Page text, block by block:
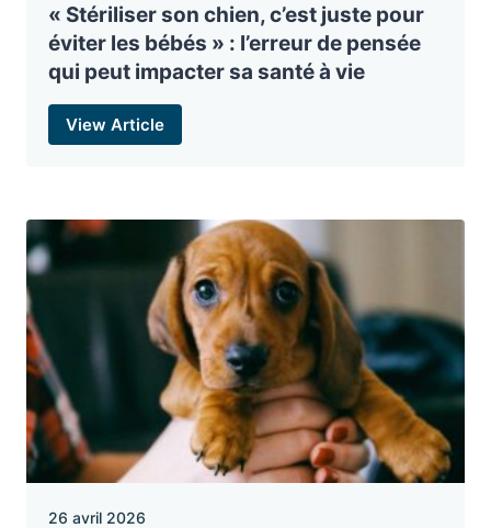
« Stériliser son chien, c’est juste pour
éviter les bébés » : l’erreur de pensée
qui peut impacter sa santé à vie
View Article
26 avril 2026